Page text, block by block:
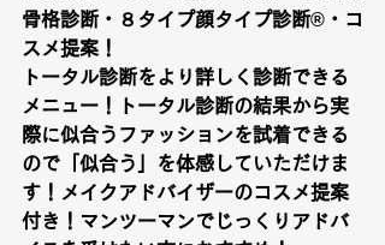
骨格診断・８タイプ顔タイプ診断®︎・コ
スメ提案！
トータル診断をより詳しく診断できる
メニュー！トータル診断の結果から実
際に似合うファッションを試着できる
ので「似合う」を体感していただけま
す！メイクアドバイザーのコスメ提案
付き！マンツーマンでじっくりアドバ